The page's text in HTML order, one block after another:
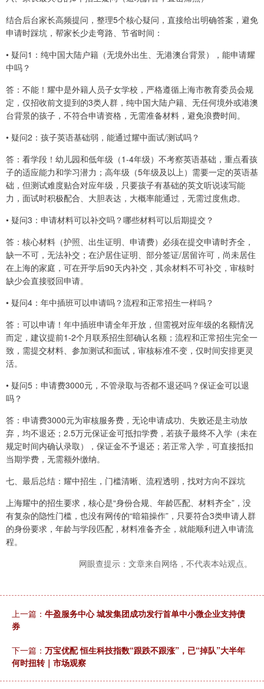
结合后台家长高频提问，整理5个核心疑问，直接给出明确答案，避免
申请时踩坑，帮家长少走弯路、节省时间：
• 疑问1：纯中国大陆户籍（无境外出生、无港澳台背景），能申请耀
中吗？
答：不能！耀中是外籍人员子女学校，严格遵循上海市教育委员会规
定，仅招收前文提到的3类人群，纯中国大陆户籍、无任何境外或港澳
台背景的孩子，不符合申请资格，无需准备材料，避免浪费时间。
• 疑问2：孩子英语基础弱，能通过耀中面试/测试吗？
答：看学段！幼儿园和低年级（1-4年级）不考察英语基础，重点看孩
子的适应能力和学习潜力；高年级（5年级及以上）需要一定的英语基
础，但测试难度贴合对应年级，只要孩子有基础的英文听说读写能
力，面试时积极配合、大胆表达，大概率能通过，无需过度焦虑。
• 疑问3：申请材料可以补交吗？哪些材料可以后期提交？
答：核心材料（护照、出生证明、申请费）必须在提交申请时齐全，
缺一不可，无法补交；在沪居住证明、部分签证/居留许可，尚未居住
在上海的家庭，可在开学后90天内补交，其余材料不可补交，审核时
缺少会直接驳回申请。
• 疑问4：年中插班可以申请吗？流程和正常招生一样吗？
答：可以申请！年中插班申请全年开放，但需视对应年级的名额情况
而定，建议提前1-2个月联系招生部确认名额；流程和正常招生完全一
致，需提交材料、参加测试和面试，审核标准不变，仅时间安排更灵
活。
• 疑问5：申请费3000元，不管录取与否都不退还吗？保证金可以退
吗？
答：申请费3000元为审核服务费，无论申请成功、失败还是主动放
弃，均不退还；2.5万元保证金可抵扣学费，若孩子最终不入学（未在
规定时间内确认录取），保证金不予退还；若正常入学，可直接抵扣
当期学费，无需额外缴纳。
七、最后总结：耀中招生，门槛清晰、流程透明，找对方向不踩坑
上海耀中的招生要求，核心是“身份合规、年龄匹配、材料齐全”，没
有复杂的隐性门槛，也没有网传的“暗箱操作”，只要符合3类申请人群
的身份要求，年龄与学段匹配，材料准备齐全，就能顺利进入申请流
程。
网眼查提示：文章来自网络，不代表本站观点。
上一篇： 牛盈服务中心 城发集团成功发行首单中小微企业支持债
券
下一篇： 万宝优配 恒生科技指数“跟跌不跟涨”，已“掉队”大半年
何时扭转｜市场观察